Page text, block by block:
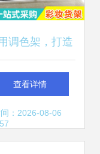
调色架，打造
颜值的化妆品零
售展台
查看详情
：2026-08-06